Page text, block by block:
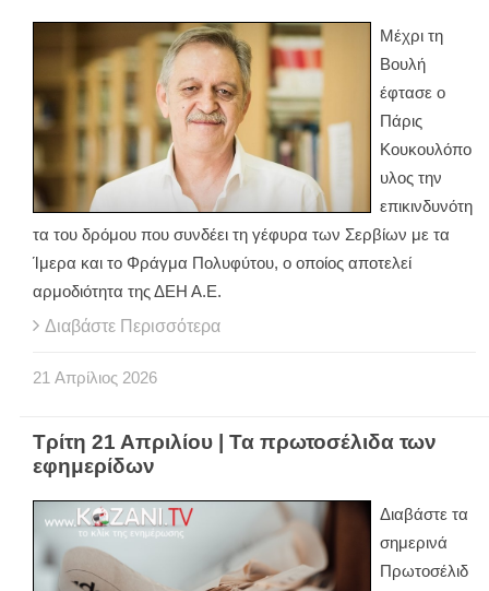
Μέχρι τη
Βουλή
έφτασε ο
Πάρις
Κουκουλόπο
υλος την
επικινδυνότη
τα του δρόμου που συνδέει τη γέφυρα των Σερβίων με τα
Ίμερα και το Φράγμα Πολυφύτου, ο οποίος αποτελεί
αρμοδιότητα της ΔΕΗ Α.Ε.
Διαβάστε Περισσότερα
21 Απρίλιος 2026
Τρίτη 21 Απριλίου | Τα πρωτοσέλιδα των
εφημερίδων
Διαβάστε τα
σημερινά
Πρωτοσέλιδ